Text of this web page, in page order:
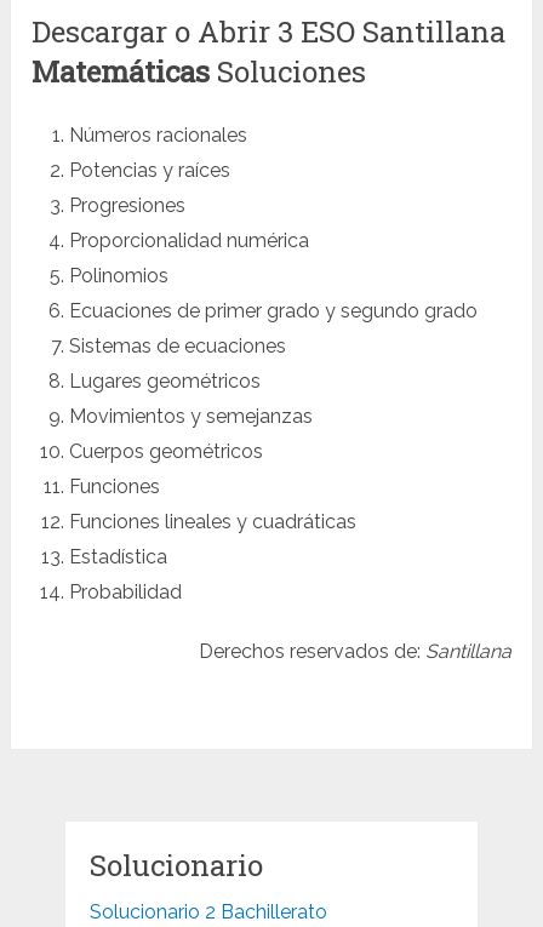
Descargar o Abrir 3 ESO Santillana
Matemáticas Soluciones
Números racionales
Potencias y raíces
Progresiones
Proporcionalidad numérica
Polinomios
Ecuaciones de primer grado y segundo grado
Sistemas de ecuaciones
Lugares geométricos
Movimientos y semejanzas
Cuerpos geométricos
Funciones
Funciones lineales y cuadráticas
Estadística
Probabilidad
Derechos reservados de: Santillana
Solucionario
Solucionario 2 Bachillerato